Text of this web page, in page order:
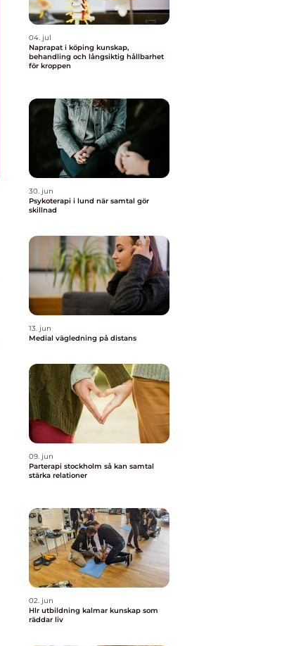
04. jul
Naprapat i köping kunskap,
behandling och långsiktig hållbarhet
för kroppen
30. jun
Psykoterapi i lund när samtal gör
skillnad
13. jun
Medial vägledning på distans
09. jun
Parterapi stockholm så kan samtal
stärka relationer
02. jun
Hlr utbildning kalmar kunskap som
räddar liv